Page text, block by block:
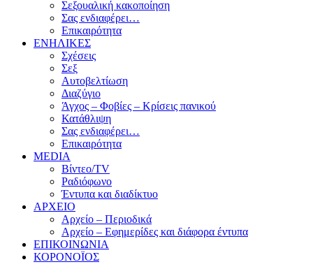
Σεξουαλική κακοποίηση
Σας ενδιαφέρει…
Επικαιρότητα
ΕΝΗΛΙΚΕΣ
Σχέσεις
Σεξ
Αυτοβελτίωση
Διαζύγιο
Άγχος – Φοβίες – Κρίσεις πανικού
Κατάθλιψη
Σας ενδιαφέρει…
Επικαιρότητα
MEDIA
Βίντεο/TV
Ραδιόφωνο
Έντυπα και διαδίκτυο
ΑΡΧΕΙΟ
Αρχείο – Περιοδικά
Αρχείο – Εφημερίδες και διάφορα έντυπα
ΕΠΙΚΟΙΝΩΝΙΑ
ΚΟΡΟΝΟΪΟΣ